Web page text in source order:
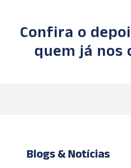
Confira o
quem já nos
Blogs & Notícias